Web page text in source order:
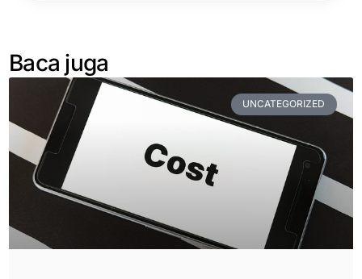
Baca juga
UNCATEGORIZED